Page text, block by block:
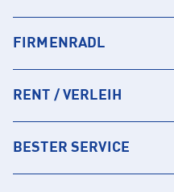
FIRMENRADL
RENT / VERLEIH
BESTER SERVICE